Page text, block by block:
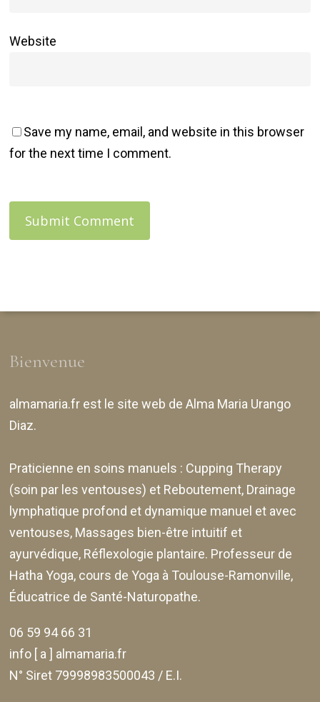
Website
Save my name, email, and website in this browser
for the next time I comment.
Bienvenue
almamaria.fr est le site web deAlma Maria Urango
Diaz.
Praticienne en soins manuels : Cupping Therapy
(soin par les ventouses) et Reboutement, Drainage
lymphatique profond et dynamique manuel et avec
ventouses, Massages bien-être intuitif et
ayurvédique, Réflexologie plantaire. Professeur de
Hatha Yoga, cours de Yoga à Toulouse-Ramonville,
Éducatrice de Santé-Naturopathe.
06 59 94 66 31
info [ a ] almamaria.fr
N° Siret 79998983500043 / E.I.